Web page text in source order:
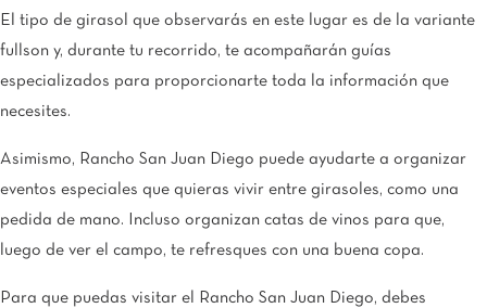
El tipo de girasol que observarás en este lugar es de la variante
fullson y, durante tu recorrido, te acompañarán guías
especializados para proporcionarte toda la información que
necesites.
Asimismo, Rancho San Juan Diego puede ayudarte a organizar
eventos especiales que quieras vivir entre girasoles, como una
pedida de mano. Incluso organizan catas de vinos para que,
luego de ver el campo, te refresques con una buena copa.
Para que puedas visitar el Rancho San Juan Diego, debes